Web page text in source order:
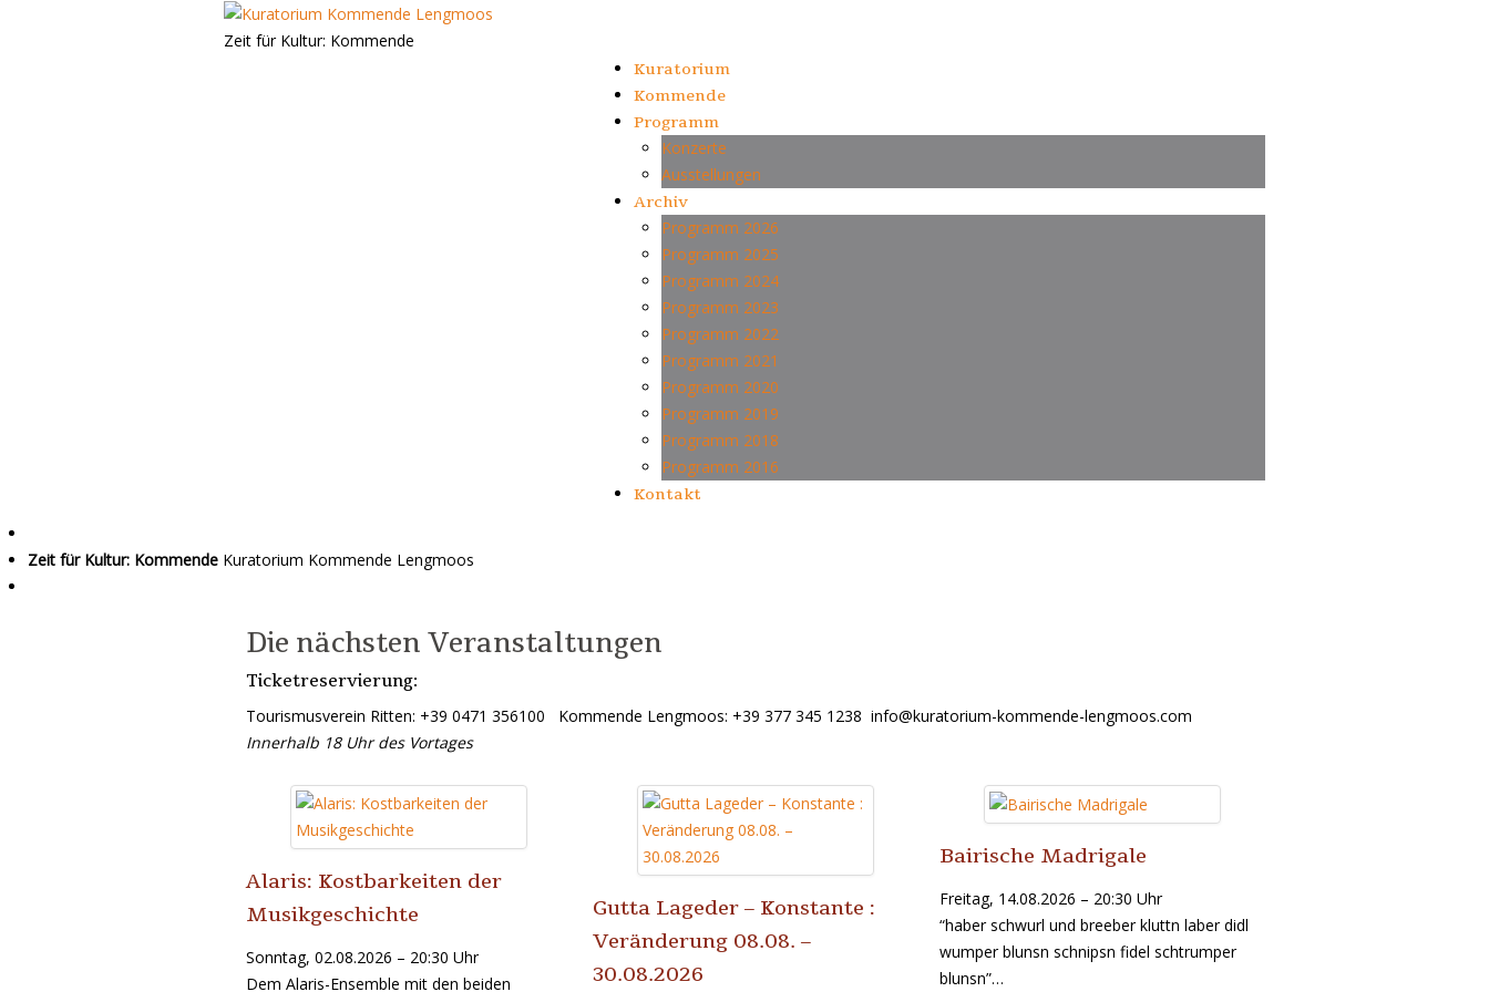
Zeit für Kultur: Kommende
Kuratorium
Kommende
Programm
Konzerte
Ausstellungen
Archiv
Programm 2026
Programm 2025
Programm 2024
Programm 2023
Programm 2022
Programm 2021
Programm 2020
Programm 2019
Programm 2018
Programm 2016
Kontakt
Zeit für Kultur: Kommende Kuratorium Kommende Lengmoos
Die nächsten Veranstaltungen
Ticketreservierung:
Tourismusverein Ritten: +39 0471 356100 Kommende Lengmoos: +39 377 345 1238 info@kuratorium-kommende-lengmoos.com
Innerhalb 18 Uhr des Vortages
Alaris: Kostbarkeiten der
Musikgeschichte
Sonntag, 02.08.2026 – 20:30 Uhr
Dem Alaris-Ensemble mit den beiden
Gutta Lageder – Konstante :
Veränderung 08.08. –
30.08.2026
Bairische Madrigale
Freitag, 14.08.2026 – 20:30 Uhr
“haber schwurl und breeber kluttn laber didl
wumper blunsn schnipsn fidel schtrumper
blunsn”…